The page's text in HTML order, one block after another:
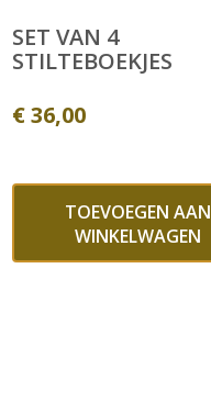
SET VAN 4
STILTEBOEKJES
€36,00
TOEVOEGEN AAN
WINKELWAGEN